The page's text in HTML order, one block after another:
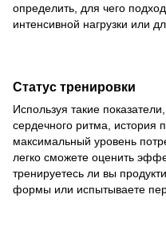
определить, для чего
интенсивной нагрузки или
Статус тренировки
Используя такие
сердечного ритма, история
максимальный уровень
легко сможете оценить
тренируетесь ли вы
формы или испытываете